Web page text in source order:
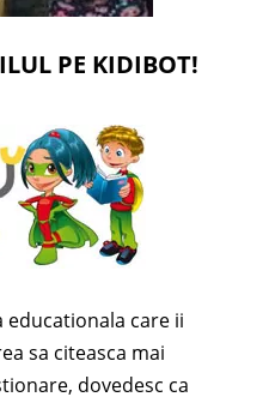
PE KIDIBOT!
care ii
sa citeasca mai
dovedesc ca